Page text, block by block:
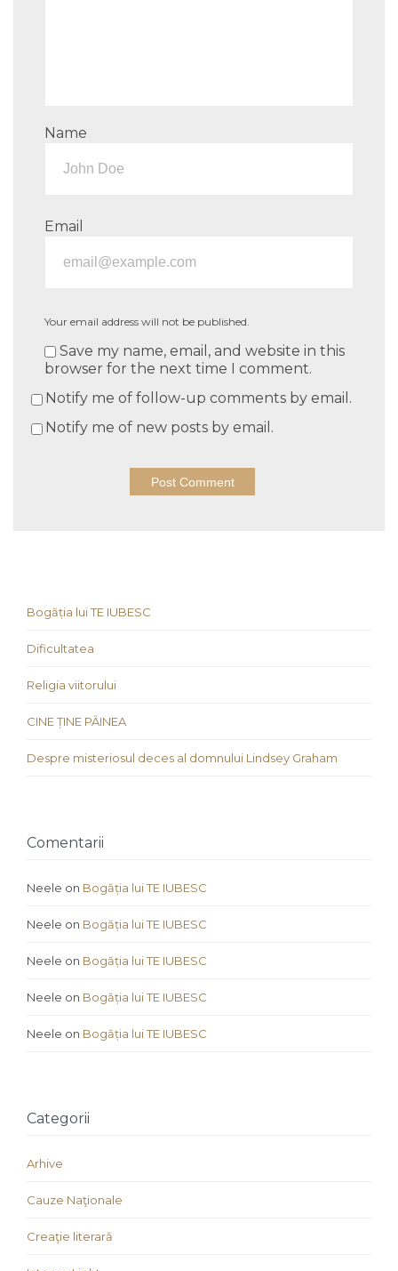
Name
Email
Your email address will not be published.
Save my name, email, and website in this
browser for the next time I comment.
Notify me of follow-up comments by email.
Notify me of new posts by email.
Bogăția lui TE IUBESC
Dificultatea
Religia viitorului
CINE ȚINE PÂINEA
Despre misteriosul deces al domnului Lindsey Graham
Comentarii
Neele on Bogăția lui TE IUBESC
Neele on Bogăția lui TE IUBESC
Neele on Bogăția lui TE IUBESC
Neele on Bogăția lui TE IUBESC
Neele on Bogăția lui TE IUBESC
Categorii
Arhive
Cauze Naţionale
Creaţie literară